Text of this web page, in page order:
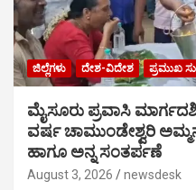
ಜಿಲ್ಲೆಗಳು ದೇಶ-ವಿದೇಶ ಪ್ರಮುಖ
ಮೈಸೂರು ಪ್ರವಾಸಿ
ವರ್ಷ ಚಾಮುಂಡೇಶ್ವರಿ
ಹಾಗೂ ಅನ್ನ ಸಂತರ್ಪಣೆ
August 3, 2026 newsdesk